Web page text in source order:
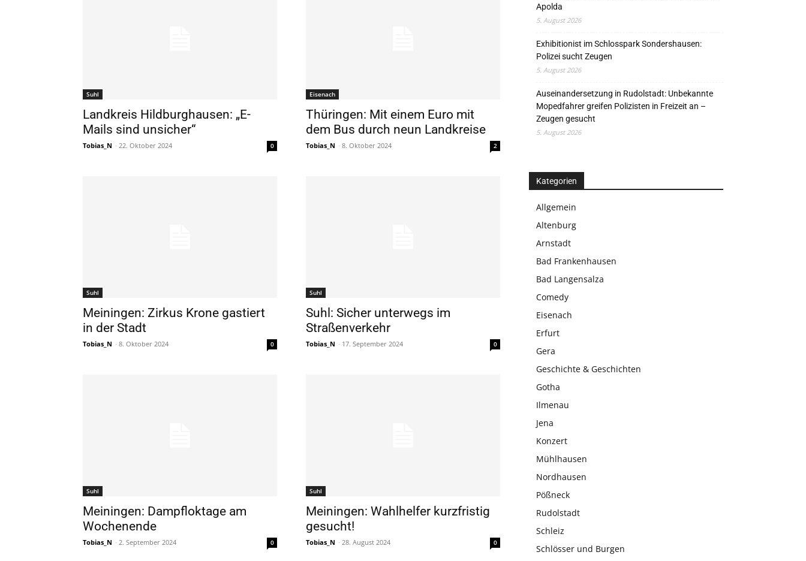
Suhl
Landkreis Hildburghausen: „E-
Mails sind unsicher“
Tobias_N - 22. Oktober 2024 0
Eisenach
Thüringen: Mit einem Euro mit
dem Bus durch neun Landkreise
Tobias_N - 8. Oktober 2024 2
Suhl
Meiningen: Zirkus Krone gastiert
in der Stadt
Tobias_N - 8. Oktober 2024 0
Suhl
Suhl: Sicher unterwegs im
Straßenverkehr
Tobias_N - 17. September 2024 0
Suhl
Meiningen: Dampfloktage am
Wochenende
Tobias_N - 2. September 2024 0
Suhl
Meiningen: Wahlhelfer kurzfristig
gesucht!
Tobias_N - 28. August 2024 0
Apolda
5. August 2026
Exhibitionist im Schlosspark Sondershausen:
Polizei sucht Zeugen
5. August 2026
Auseinandersetzung in Rudolstadt: Unbekannte
Mopedfahrer greifen Polizisten in Freizeit an –
Zeugen gesucht
5. August 2026
Kategorien
Allgemein
Altenburg
Arnstadt
Bad Frankenhausen
Bad Langensalza
Comedy
Eisenach
Erfurt
Gera
Geschichte & Geschichten
Gotha
Ilmenau
Jena
Konzert
Mühlhausen
Nordhausen
Pößneck
Rudolstadt
Schleiz
Schlösser und Burgen